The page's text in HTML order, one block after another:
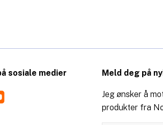
sosiale medier Meld deg på
Jeg ønsker å
produkter fra